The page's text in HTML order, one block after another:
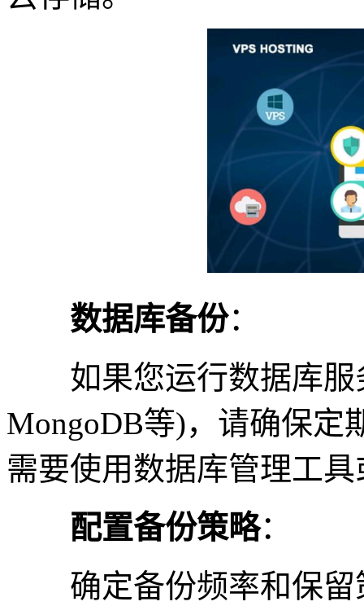
数据库备份：
如果您运行数据库服
MongoDB等)，请确保定
需要使用数据库管理工
配置备份策略：
确定备份频率和保留